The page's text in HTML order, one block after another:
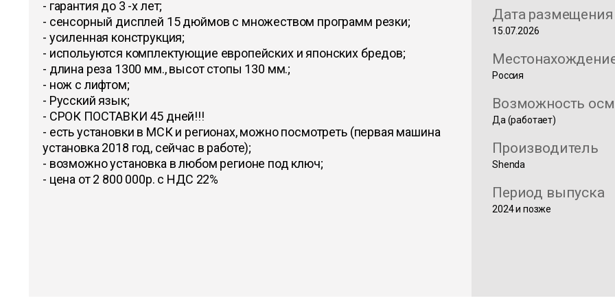
- гарантия до 3 -х лет;
- сенсорный дисплей 15 дюймов с множеством программ резки;
- усиленная конструкция;
- испольуются комплектующие европейских и японских бредов;
- длина реза 1300 мм., высот стопы 130 мм.;
- нож с лифтом;
- Русский язык;
- СРОК ПОСТАВКИ 45 дней!!!
- есть установки в МСК и регионах, можно посмотреть (первая машина
установка 2018 год, сейчас в работе);
- возможно установка в любом регионе под ключ;
- цена от 2 800 000р. с НДС 22%
Дата размещения
15.07.2026
Россия
Возможность
Да (работает)
Производитель
Shenda
Период выпуска
2024 и позже